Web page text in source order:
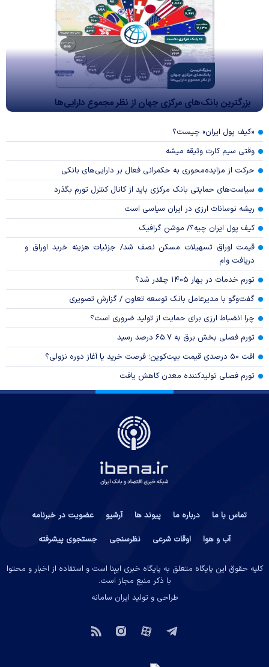
بزرگترین بانک‌های مرکزی جهان از نظر مجموع دارایی‌ها
«کیف پول ایران» چیست؟
وقتی سیم کارت وثیقه میشه
حرکت از مزایده‌محوری به حکمرانی فعال بر دارایی‌های بانکی
سیاست‌های حمایتی بانک مرکزی باید از کانال کنترل تورم بگذرد
ریشه نوسانات ارزی در ایران سیاسی است
کیف پول ایران چیه؟/ موشن گرافیک
قیمت اوراق تسهیلات مسکن نصف شد/ جزئیات هزینه خرید اوراق و
دریافت وام
تورم خدمات در بهار ۱۴۰۵ چقدر شد؟
گفت‌وگو با مدیرعامل بانک توسعه تعاون / گزارش تصویری
چرا انضباط ارزی برای حمایت از تولید ضروری است؟
تورم فصلی بخش برق به ۶۵.۷ درصد رسید
افت ۵۰ درصدی قیمت بیت‌کوین؛ فرصت خرید یا آغاز دوره نزولی؟
تورم فصلی تولیدکننده معدن کاهش یافت
تماس با ما درباره ما پیوند ها آرشیو
عضویت در خبرنامه
آب و هوا
اوقات شرعی نظرسنجی جستجوی پیشرفته
کلیه حقوق این پایگاه متعلق به پایگاه خبری ایبِنا است و استفاده از اخبار و محتوا
با ذکر منبع مجاز است.
طراحی و تولید ایران سامانه